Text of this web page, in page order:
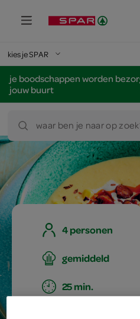
kies je SPAR
je boodschappen worden
jouw buurt
waar ben je naar op
4 personen
gemiddeld
25 min.